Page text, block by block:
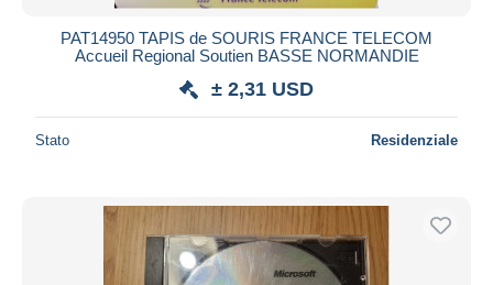
PAT14950 TAPIS de SOURIS FRANCE TELECOM
Accueil Regional Soutien BASSE NORMANDIE
± 2,31 USD
Stato Residenziale